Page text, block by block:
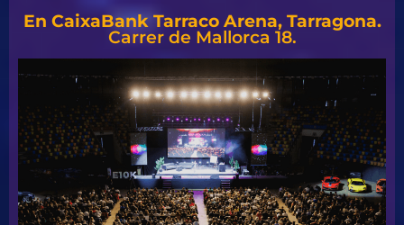
En CaixaBank Tarraco Arena, Tarragona.
Carrer de Mallorca 18.